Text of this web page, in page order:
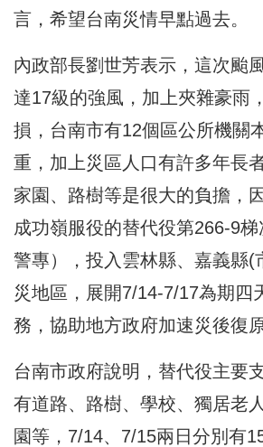
言，希望台南災情早點過去。
內政部長劉世芳表示，這次颱
達17級的強風，加上夾雜豪雨
損，台南市有12個區公所機關
重，加上災區人口有許多年長
家園、路樹等是很大的負擔，
成功嶺服役的替代役第266-9梯
警專），投入雲林縣、嘉義縣(
災地區，展開7/14-7/17為期四
務，協助地方政府加速災後復原
台南市政府說明，替代役主要
有道路、路樹、學校、獨居老
園等，7/14、7/15兩日分別有